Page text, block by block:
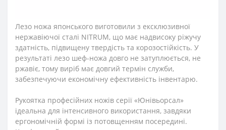
Лезо ножа японського виготовили з ексклюзивної
нержавіючої сталі NITRUM, що має надвисоку ріжучу
здатність, підвищену твердість та корозостійкість. У
результаті лезо шеф-ножа довго не затуплюється, не
ржавіє, тому виріб має довгий термін служби,
забезпечуючи економічну ефективність інвентарю.
Рукоятка професійних ножів серії «Юнівьорсал»
ідеальна для інтенсивного використання, завдяки
ергономічній формі із потовщенням посередині.